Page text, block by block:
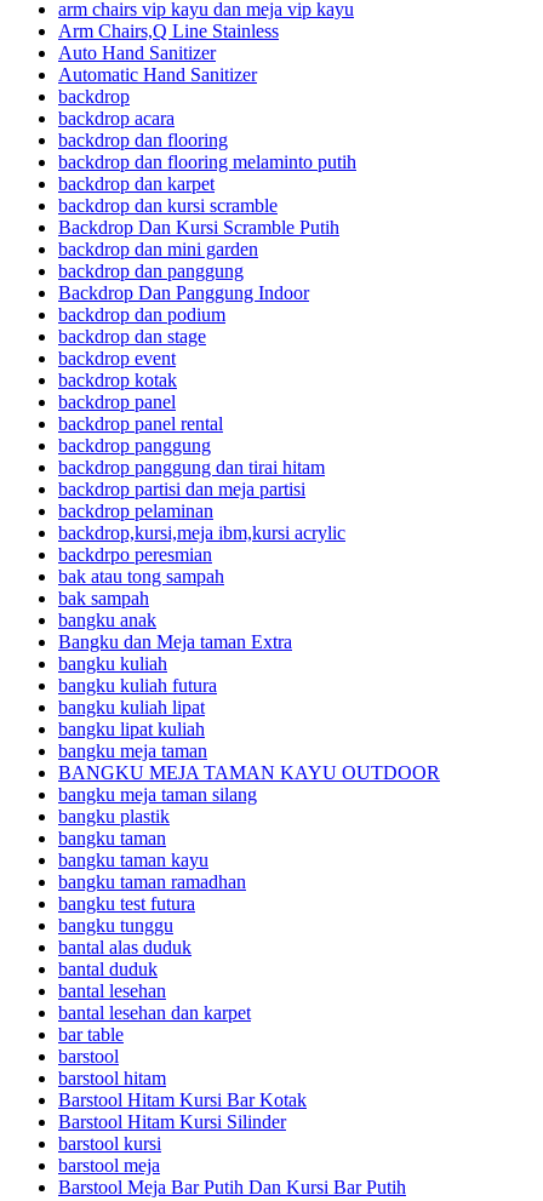
arm chairs vip kayu dan meja vip kayu
Arm Chairs,Q Line Stainless
Auto Hand Sanitizer
Automatic Hand Sanitizer
backdrop
backdrop acara
backdrop dan flooring
backdrop dan flooring melaminto putih
backdrop dan karpet
backdrop dan kursi scramble
Backdrop Dan Kursi Scramble Putih
backdrop dan mini garden
backdrop dan panggung
Backdrop Dan Panggung Indoor
backdrop dan podium
backdrop dan stage
backdrop event
backdrop kotak
backdrop panel
backdrop panel rental
backdrop panggung
backdrop panggung dan tirai hitam
backdrop partisi dan meja partisi
backdrop pelaminan
backdrop,kursi,meja ibm,kursi acrylic
backdrpo peresmian
bak atau tong sampah
bak sampah
bangku anak
Bangku dan Meja taman Extra
bangku kuliah
bangku kuliah futura
bangku kuliah lipat
bangku lipat kuliah
bangku meja taman
BANGKU MEJA TAMAN KAYU OUTDOOR
bangku meja taman silang
bangku plastik
bangku taman
bangku taman kayu
bangku taman ramadhan
bangku test futura
bangku tunggu
bantal alas duduk
bantal duduk
bantal lesehan
bantal lesehan dan karpet
bar table
barstool
barstool hitam
Barstool Hitam Kursi Bar Kotak
Barstool Hitam Kursi Silinder
barstool kursi
barstool meja
Barstool Meja Bar Putih Dan Kursi Bar Putih